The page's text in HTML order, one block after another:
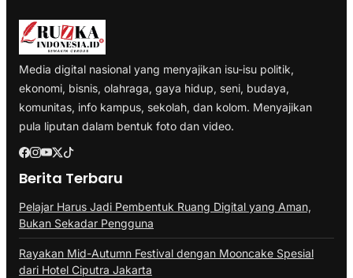
Media digital nasional yang menyajikan isu-isu politik,
ekonomi, bisnis, olahraga, gaya hidup, seni, budaya,
komunitas, info kampus, sekolah, dan kolom. Menyajikan
pula liputan dalam bentuk foto dan video.
Berita Terbaru
Pelajar Harus Jadi Pembentuk Ruang Digital yang Aman,
Bukan Sekadar Pengguna
Rayakan Mid-Autumn Festival dengan Mooncake Spesial
dari Hotel Ciputra Jakarta